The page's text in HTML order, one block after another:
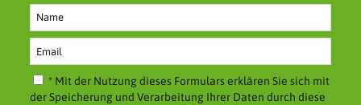
* Mit der Nutzung dieses Formulars erklären Sie sich mit
der Speicherung und Verarbeitung Ihrer Daten durch diese